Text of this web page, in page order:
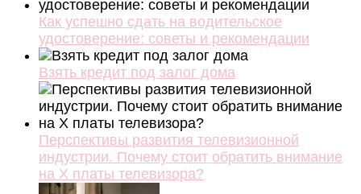
Как успешно сдать на водительское
удостоверение: советы и рекомендации
Взять кредит под залог дома
Перспективы развития телевизионной
индустрии. Почему стоит обратить внимание
на X платы телевизора?